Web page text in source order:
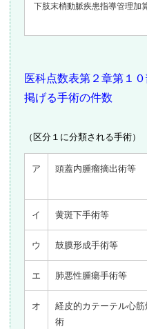
下肢末梢動脈疾患指導管理加
医科点数表第２章第１
掲げる手術の件数
（区分１に分類される手術）
ア 頭蓋内腫瘤
イ 黄斑下手術等
ウ 鼓膜形成手術等
エ 肺悪性腫瘍手術等
オ
経皮的カテーテル心筋